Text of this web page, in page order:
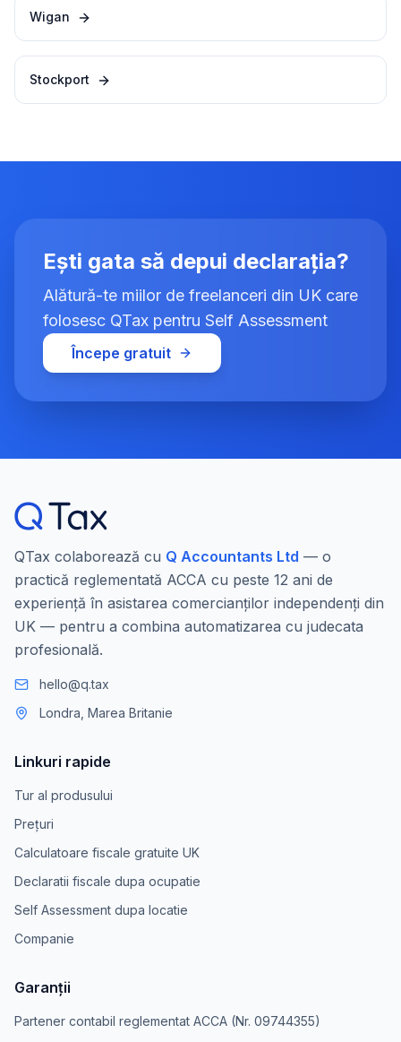
Wigan
Stockport
Ești gata să depui declarația?
Alătură-te miilor de freelanceri din UK care
folosesc QTax pentru Self Assessment
Începe gratuit
QTax colaborează cu Q Accountants Ltd — o
practică reglementată ACCA cu peste 12 ani de
experiență în asistarea comercianților independenți din
UK — pentru a combina automatizarea cu judecata
profesională.
hello@q.tax
Londra, Marea Britanie
Linkuri rapide
Tur al produsului
Prețuri
Calculatoare fiscale gratuite UK
Declaratii fiscale dupa ocupatie
Self Assessment dupa locatie
Companie
Garanții
Partener contabil reglementat ACCA (Nr. 09744355)